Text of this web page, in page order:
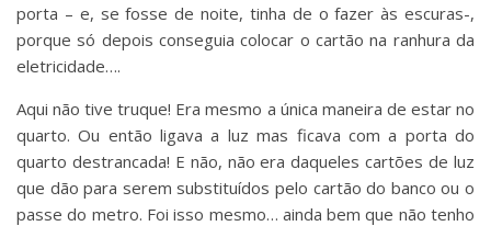
porta – e, se fosse de noite, tinha de o fazer às escuras-,
porque só depois conseguia colocar o cartão na ranhura da
eletricidade….
Aqui não tive truque! Era mesmo a única maneira de estar no
quarto. Ou então ligava a luz mas ficava com a porta do
quarto destrancada! E não, não era daqueles cartões de luz
que dão para serem substituídos pelo cartão do banco ou o
passe do metro. Foi isso mesmo… ainda bem que não tenho